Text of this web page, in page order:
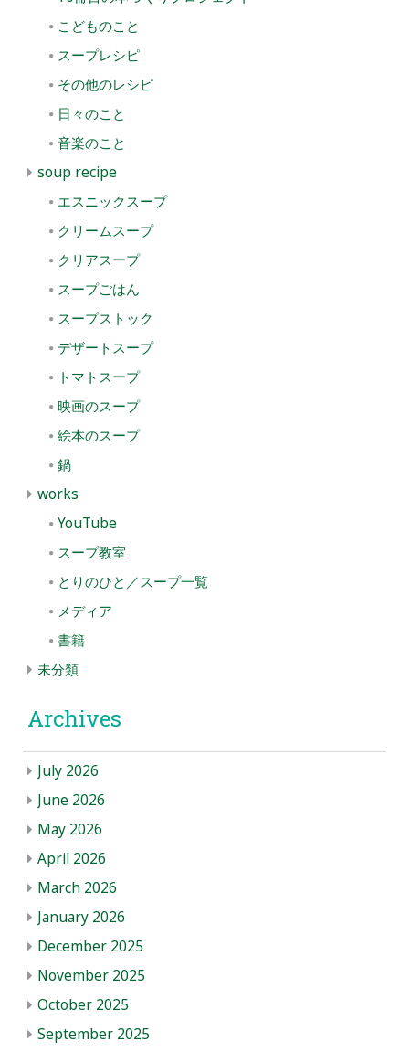
こどものこと
スープレシピ
その他のレシピ
日々のこと
音楽のこと
soup recipe
エスニックスープ
クリームスープ
クリアスープ
スープごはん
スープストック
デザートスープ
トマトスープ
映画のスープ
絵本のスープ
鍋
works
YouTube
スープ教室
とりのひと／スープ一覧
メディア
書籍
未分類
Archives
July 2026
June 2026
May 2026
April 2026
March 2026
January 2026
December 2025
November 2025
October 2025
September 2025